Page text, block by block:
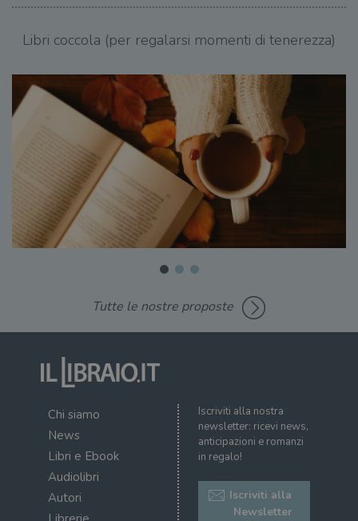
Libri coccola (per regalarsi momenti di tenerezza)
Tutte le nostre proposte
Chi siamo
News
Libri e Ebook
Audiolibri
Autori
Iscriviti alla nostra
newsletter: ricevi news,
anticipazioni e romanzi
in regalo!
Iscriviti alla
Newsletter